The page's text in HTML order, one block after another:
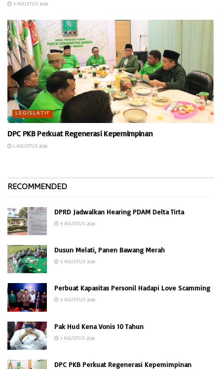
3 AGUSTUS 2026
LEGISLATIF
DPC PKB Perkuat Regenerasi Kepemimpinan
1 AGUSTUS 2026
RECOMMENDED
DPRD Jadwalkan Hearing PDAM Delta Tirta
5 AGUSTUS 2026
Dusun Melati, Panen Bawang Merah
5 AGUSTUS 2026
Perbuat Kapasitas Personil Hadapi Love Scamming
5 AGUSTUS 2026
Pak Hud Kena Vonis 10 Tahun
3 AGUSTUS 2026
DPC PKB Perkuat Regenerasi Kepemimpinan